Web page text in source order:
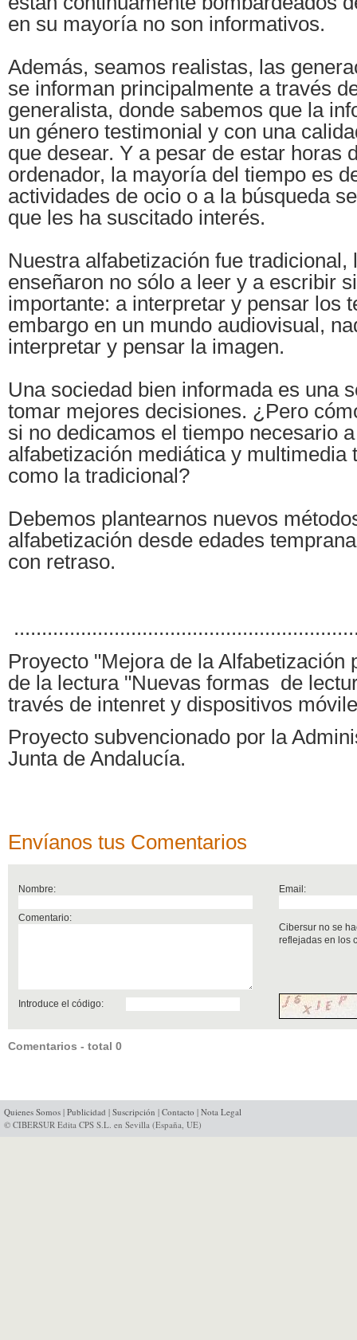
en su mayoría no son informativos.
Además, seamos realistas, las
se informan principalmente a través
generalista, donde sabemos que la
un género testimonial y con una
que desear. Y a pesar de estar horas
ordenador, la mayoría del tiempo es
actividades de ocio o a la búsqueda
que les ha suscitado interés.
Nuestra alfabetización fue tradicional,
enseñaron no sólo a leer y a escribir
importante: a interpretar y pensar los
embargo en un mundo audiovisual,
interpretar y pensar la imagen.
Una sociedad bien informada es una
tomar mejores decisiones. ¿Pero
si no dedicamos el tiempo necesario
alfabetización mediática y multimedia
como la tradicional?
Debemos plantearnos nuevos
alfabetización desde edades
con retraso.
Proyecto "Mejora de la Alfabetización
de la lectura "Nuevas formas de
través de intenret y dispositivos
Proyecto subvencionado por la
Junta de Andalucía.
Envíanos tus Comentarios
Nombre: Email:
Comentario:
Cibersur no se
reflejadas en los
Introduce el código:
Comentarios - total 0
Quienes Somos | Publicidad | Suscripción | Contacto | Nota Legal
© CIBERSUR Edita CPS S.L. en Sevilla (España, UE)